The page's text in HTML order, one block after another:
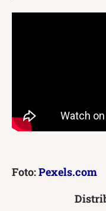
Foto:Pexels.com